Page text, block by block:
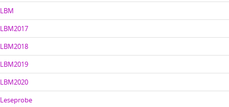
LBM
LBM2017
LBM2018
LBM2019
LBM2020
Leseprobe